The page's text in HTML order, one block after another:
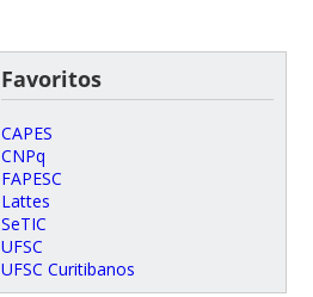
Favoritos
CAPES
CNPq
FAPESC
Lattes
SeTIC
UFSC
UFSC Curitibanos